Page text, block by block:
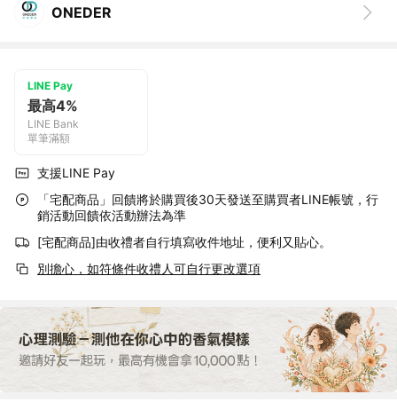
ONEDER
LINE Pay
最高4%
LINE Bank
單筆滿額
支援LINE Pay
「宅配商品」回饋將於購買後30天發送至購買者LINE帳號，行
銷活動回饋依活動辦法為準
[宅配商品]由收禮者自行填寫收件地址，便利又貼心。
別擔心，如符條件收禮人可自行更改選項